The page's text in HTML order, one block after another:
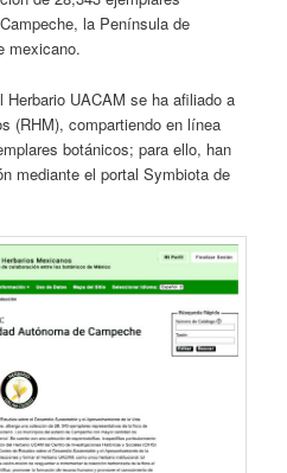
la Península de
mexicano.
UACAM se ha afiliado a
(RHM), compartiendo en línea
botánicos; para ello, han
mediante el portal Symbiota de